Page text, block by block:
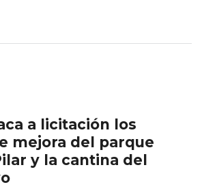
a licitación los
mejora del parque
y la cantina del